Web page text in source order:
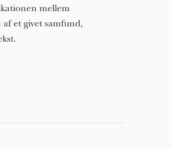
mellem
​​et givet samfund,